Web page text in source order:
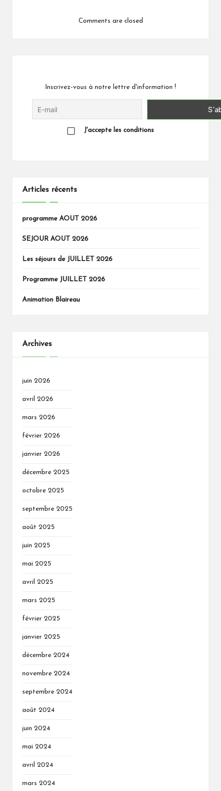
Comments are closed
Inscrivez-vous à notre lettre d'information !
J'accepte les conditions
Articles récents
programme AOUT 2026
SEJOUR AOUT 2026
Les séjours de JUILLET 2026
Programme JUILLET 2026
Animation Blaireau
Archives
juin 2026
avril 2026
mars 2026
février 2026
janvier 2026
décembre 2025
octobre 2025
septembre 2025
août 2025
juin 2025
mai 2025
avril 2025
mars 2025
février 2025
janvier 2025
décembre 2024
novembre 2024
septembre 2024
août 2024
juin 2024
mai 2024
avril 2024
mars 2024